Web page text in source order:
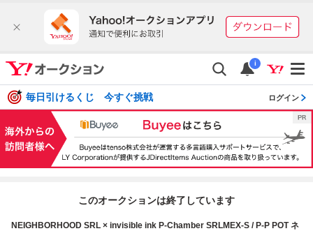
i
毎日引けるくじ 今すぐ挑戦 ログイン
このオークションは終了しています
NEIGHBORHOOD SRL × invisible ink P-Chamber SRLMEX-S / P-P POT ネ